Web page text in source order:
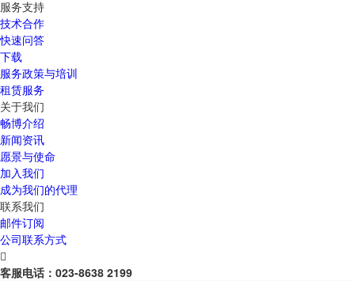
服务支持
技术合作
快速问答
下载
服务政策与培训
租赁服务
关于我们
畅博介绍
新闻资讯
愿景与使命
加入我们
成为我们的代理
联系我们
邮件订阅
公司联系方式

客服电话： 023-8638 2199